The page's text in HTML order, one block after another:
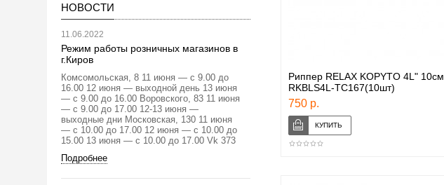
НОВОСТИ
11.06.2022
Режим работы розничных магазинов в
г.Киров
Комсомольская, 8 11 июня — с 9.00 до
16.00 12 июня — выходной день 13 июня
— с 9.00 до 16.00 Воровского, 83 11 июня
— с 9.00 до 17.00 12-13 июня —
выходные дни Московская, 130 11 июня
— с 10.00 до 17.00 12 июня — с 10.00 до
15.00 13 июня — с 10.00 до 17.00 Vk 373
Подробнее
Риппер RELAX KOPYTO 4L" 10см
RKBLS4L-TC167(10шт)
750 р.